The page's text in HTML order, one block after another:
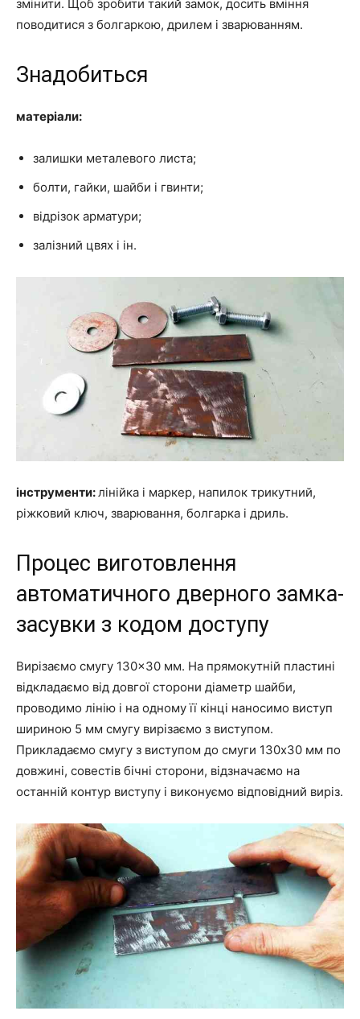
змінити. Щоб зробити такий замок, досить вміння
поводитися з болгаркою, дрилем і зварюванням.
Знадобиться
матеріали:
залишки металевого листа;
болти, гайки, шайби і гвинти;
відрізок арматури;
залізний цвях і ін.
інструменти:лінійка і маркер, напилок трикутний,
ріжковий ключ, зварювання, болгарка і дриль.
Процес виготовлення
автоматичного дверного замка-
засувки з кодом доступу
Вирізаємо смугу 130×30 мм. На прямокутній пластині
відкладаємо від довгої сторони діаметр шайби,
проводимо лінію і на одному її кінці наносимо виступ
шириною 5 мм смугу вирізаємо з виступом.
Прикладаємо смугу з виступом до смуги 130х30 мм по
довжині, совестів бічні сторони, відзначаємо на
останній контур виступу і виконуємо відповідний виріз.